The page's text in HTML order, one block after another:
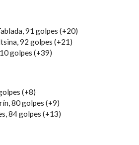
91 golpes (+20)
92 golpes (+21)
golpes (+39)
(+8)
80 golpes (+9)
84 golpes (+13)